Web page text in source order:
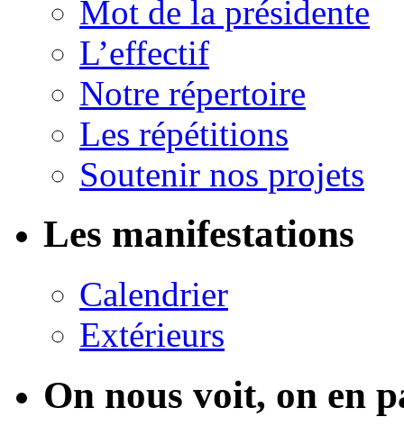
Mot de la présidente
L’effectif
Notre répertoire
Les répétitions
Soutenir nos projets
Les manifestations
Calendrier
Extérieurs
On nous voit, on en